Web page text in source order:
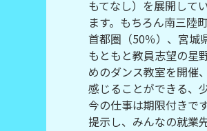
もてなし）を展開して
ます。もちろん南三陸
首都圏（50％）、宮城
もともと教員志望の星
めのダンス教室を開催
感じることができる、
今の仕事は期限付きで
提示し、みんなの就業